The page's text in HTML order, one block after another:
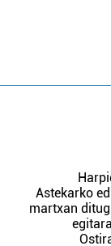
Astekarko
martxan